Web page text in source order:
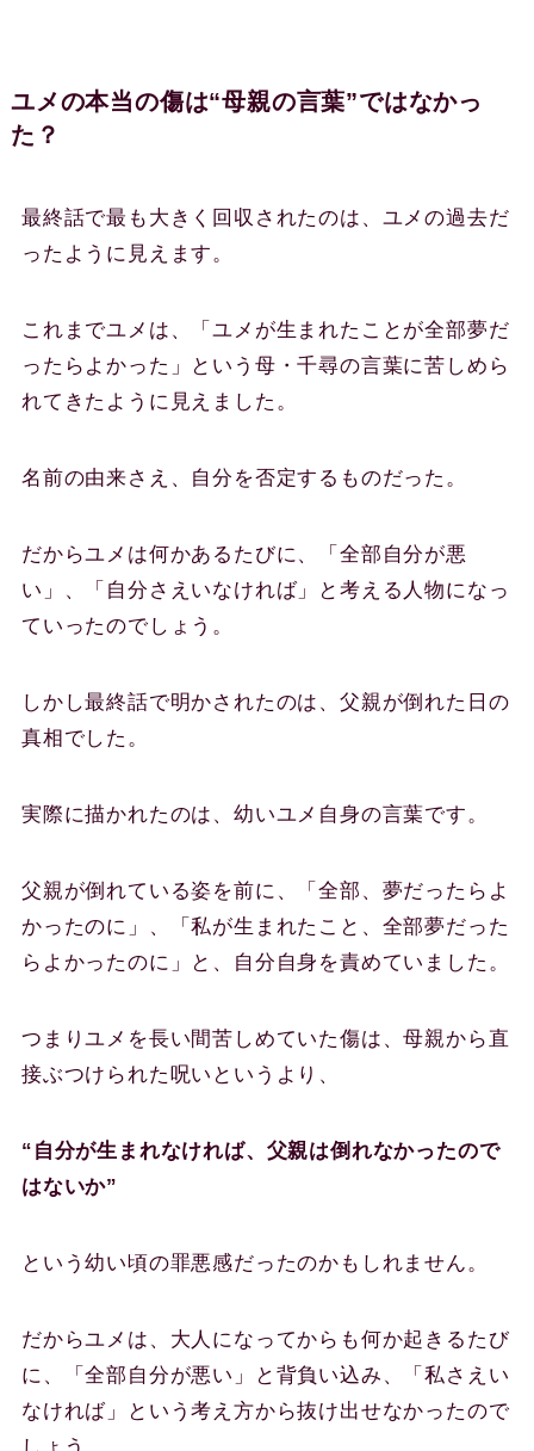
ユメの本当の傷は“母親の言葉”ではなかっ
た？
最終話で最も大きく回収されたのは、ユメの過去だ
ったように見えます。
これまでユメは、「ユメが生まれたことが全部夢だ
ったらよかった」という母・千尋の言葉に苦しめら
れてきたように見えました。
名前の由来さえ、自分を否定するものだった。
だからユメは何かあるたびに、「全部自分が悪
い」、「自分さえいなければ」と考える人物になっ
ていったのでしょう。
しかし最終話で明かされたのは、父親が倒れた日の
真相でした。
実際に描かれたのは、幼いユメ自身の言葉です。
父親が倒れている姿を前に、「全部、夢だったらよ
かったのに」、「私が生まれたこと、全部夢だった
らよかったのに」と、自分自身を責めていました。
つまりユメを長い間苦しめていた傷は、母親から直
接ぶつけられた呪いというより、
“自分が生まれなければ、父親は倒れなかったので
はないか”
という幼い頃の罪悪感だったのかもしれません。
だからユメは、大人になってからも何か起きるたび
に、「全部自分が悪い」と背負い込み、「私さえい
なければ」という考え方から抜け出せなかったので